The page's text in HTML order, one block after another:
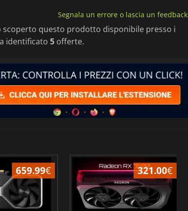
Segnala un errore o lascia un feedback
scoperto questo prodotto disponibile presso i
identificato 5 offerte.
659.99€ 321.00€